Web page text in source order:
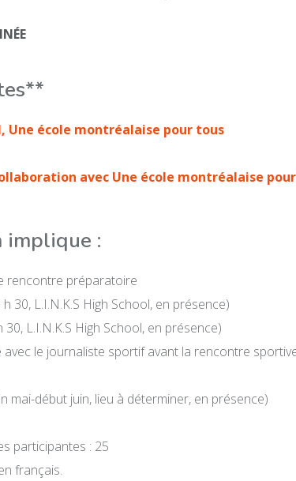
Une école montréalaise pour tous
avec Une école montréalaise
implique :
rencontre préparatoire
30, L.I.N.K.S High School, en présence)
L.I.N.K.S High School, en présence)
le journaliste sportif avant la rencontre
mai-début juin, lieu à déterminer, en présence)
participantes : 25
français.